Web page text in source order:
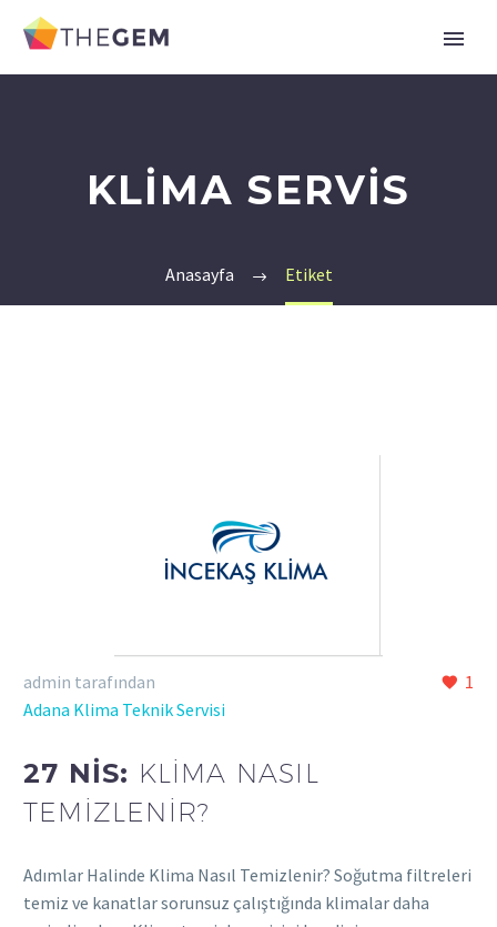
KLIMA SERVIS
Anasayfa Etiket
1
admin tarafından
Adana Klima Teknik Servisi
27 NIS: KLIMA NASIL
TEMIZLENIR?
Adımlar Halinde Klima Nasıl Temizlenir? Soğutma filtreleri
temiz ve kanatlar sorunsuz çalıştığında klimalar daha